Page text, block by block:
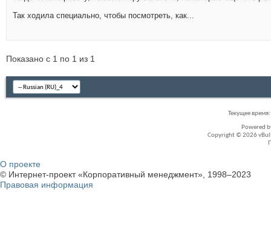
Так ходила специально, чтобы посмотреть, как...
Показано с 1 по 1 из 1
Текущее время:
Powered
Copyright © 2026
О проекте
© Интернет-проект «Корпоративный менеджмент», 1998–2023
Правовая информация